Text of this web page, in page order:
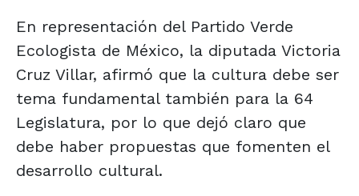
En representación del Partido Verde
Ecologista de México, la diputada Victoria
Cruz Villar, afirmó que la cultura debe ser
tema fundamental también para la 64
Legislatura, por lo que dejó claro que
debe haber propuestas que fomenten el
desarrollo cultural.